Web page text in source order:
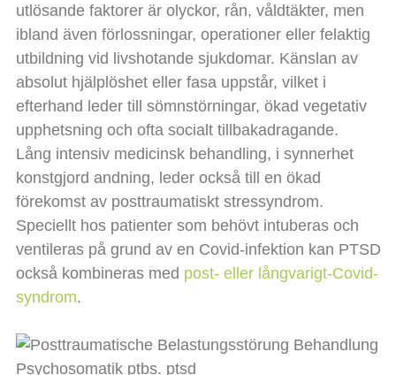
utlösande faktorer är olyckor, rån, våldtäkter, men
ibland även förlossningar, operationer eller felaktig
utbildning vid livshotande sjukdomar. Känslan av
absolut hjälplöshet eller fasa uppstår, vilket i
efterhand leder till sömnstörningar, ökad vegetativ
upphetsning och ofta socialt tillbakadragande.
Lång intensiv medicinsk behandling, i synnerhet
konstgjord andning, leder också till en ökad
förekomst av posttraumatiskt stressyndrom.
Speciellt hos patienter som behövt intuberas och
ventileras på grund av en Covid-infektion kan PTSD
också kombineras med post- eller långvarigt-Covid-
syndrom.